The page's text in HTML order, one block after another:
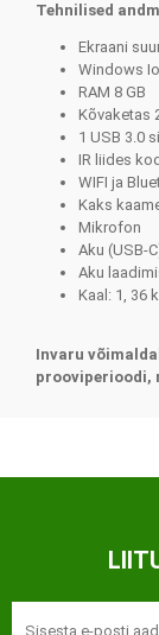
Tehnilised
Ekraani
Windows
RAM 8 GB
Kõvaketas
1 USB 3.0
IR liides
WIFI ja
Kaks
Mikrofon
Aku (USB-
Aku
Kaal: 1, 36
Invaru
prooviperioodi,